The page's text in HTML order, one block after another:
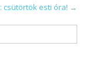
csütörtök esti óra! →